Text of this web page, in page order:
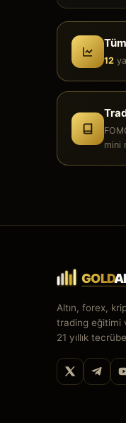
12
mini
Altın, forex,
trading eğitimi
21 yıllık